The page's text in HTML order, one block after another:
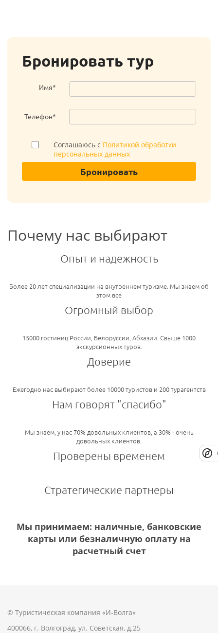
Бронировать тур
Имя*
Телефон*
Соглашаюсь с Политикой обработки
персональных данных
Бронировать
Почему нас выбирают
Опыт и надежность
Более 20 лет специализации на внутреннем туризме. Мы знаем об
этом все
Огромный выбор
15000 гостиниц России, Белоруссии, Абхазии. Свыше 1000
экскурсионных туров.
Доверие
Ежегодно нас выбирают более 10000 туристов и 200 турагентств
Нам говорят "спасибо"
Мы знаем, у нас 70% довольных клиентов, а 30% - очень
довольных клиентов.
Проверены временем
Стратегические партнеры
Мы принимаем: наличные, банковские
карты или безналичную оплату на
расчетный счет
© Туристическая компания «И-Волга»
400066, г. Волгоград, ул. Советская, д.25